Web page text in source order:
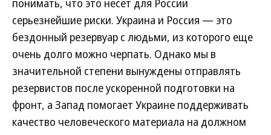
понимать, что это несет для России
серьезнейшие риски. Украина и Россия — это
бездонный резервуар с людьми, из которого еще
очень долго можно черпать. Однако мы в
значительной степени вынуждены отправлять
резервистов после ускоренной подготовки на
фронт, а Запад помогает Украине поддерживать
качество человеческого материала на должном